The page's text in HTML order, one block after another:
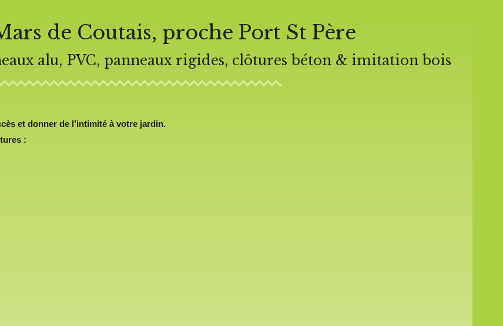
de Coutais, proche Port St Père
alu, PVC, panneaux rigides, clôtures béton & imitation bois
et donner de l’intimité à votre jardin.
: